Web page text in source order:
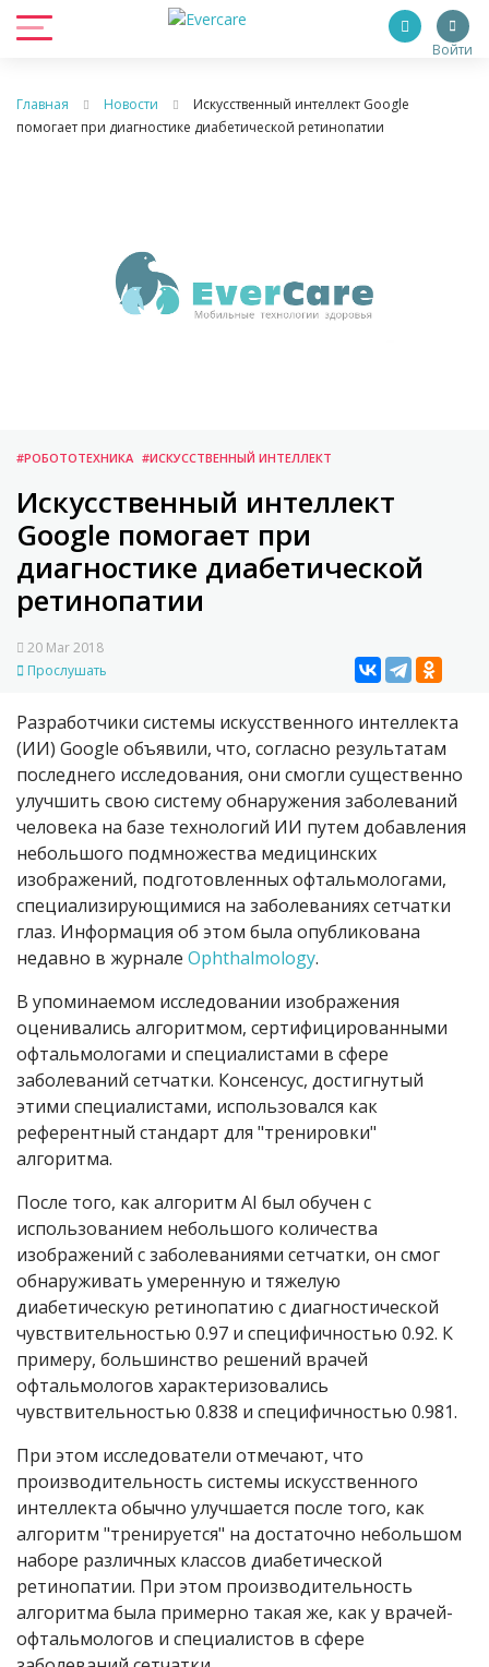
Войти
Главная Новости
Искусственный интеллект Google
помогает при диагностике диабетической ретинопатии
#РОБОТОТЕХНИКА #ИСКУССТВЕННЫЙ ИНТЕЛЛЕКТ
Искусственный интеллект
Google помогает при
диагностике диабетической
ретинопатии
20 Mar 2018
Прослушать
Разработчики системы искусственного интеллекта
(ИИ) Google объявили, что, согласно результатам
последнего исследования, они смогли существенно
улучшить свою систему обнаружения заболеваний
человека на базе технологий ИИ путем добавления
небольшого подмножества медицинских
изображений, подготовленных офтальмологами,
специализирующимися на заболеваниях сетчатки
глаз. Информация об этом была опубликована
недавно в журнале Ophthalmology.
В упоминаемом исследовании изображения
оценивались алгоритмом, сертифицированными
офтальмологами и специалистами в сфере
заболеваний сетчатки. Консенсус, достигнутый
этими специалистами, использовался как
референтный стандарт для "тренировки"
алгоритма.
После того, как алгоритм AI был обучен с
использованием небольшого количества
изображений с заболеваниями сетчатки, он смог
обнаруживать умеренную и тяжелую
диабетическую ретинопатию с диагностической
чувствительностью 0.97 и специфичностью 0.92. К
примеру, большинство решений врачей
офтальмологов характеризовались
чувствительностью 0.838 и специфичностью 0.981.
При этом исследователи отмечают, что
производительность системы искусственного
интеллекта обычно улучшается после того, как
алгоритм "тренируется" на достаточно небольшом
наборе различных классов диабетической
ретинопатии. При этом производительность
алгоритма была примерно такая же, как у врачей-
офтальмологов и специалистов в сфере